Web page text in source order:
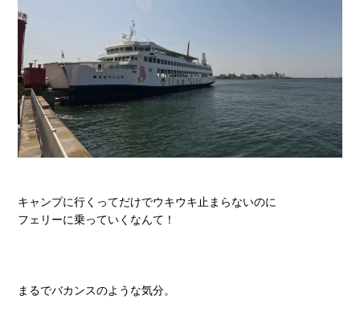
キャンプに行くってだけでウキウキ止まらないのに
フェリーに乗っていくなんて！
まるでバカンスのような気分。